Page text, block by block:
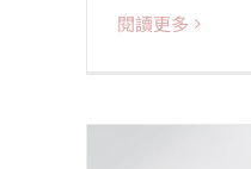
閱讀更多